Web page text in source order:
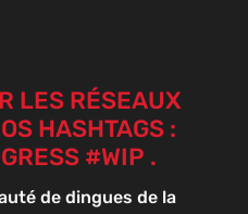
LES RÉSEAUX
HASHTAGS :
#WIP .
de dingues de la